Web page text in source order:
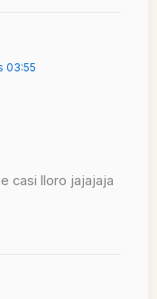
03:55
casi lloro jajajaja